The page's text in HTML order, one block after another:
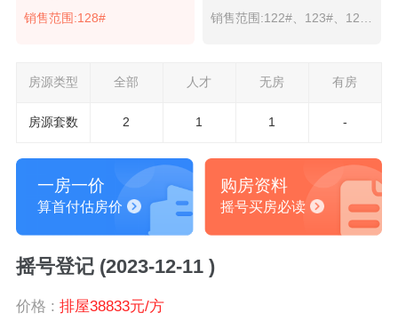
销售范围:128#
房源类型 全部 人才 无房 有房
房源套数 2 1 1 -
一房一价
算首付估房价
购房资料
摇号买房必读
摇号登记 (2023-12-11 )
价格 : 排屋38833元/方